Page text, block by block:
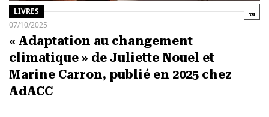
LIVRES
07/10/2025
« Adaptation au changement
climatique » de Juliette Nouel et
Marine Carron, publié en 2025 chez
AdACC